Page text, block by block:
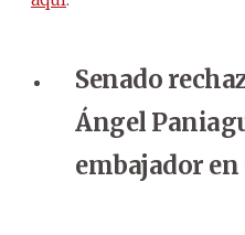
Senado
Ángel
embajador en